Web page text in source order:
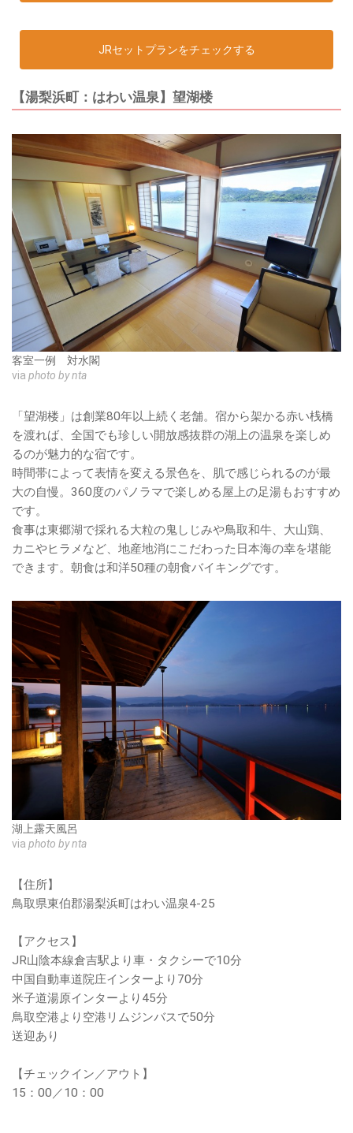
JRセットプランをチェックする
【湯梨浜町：はわい温泉】望湖楼
客室一例 対水閣
via photo by nta
「望湖楼」は創業80年以上続く老舗。宿から架かる赤い桟橋
を渡れば、全国でも珍しい開放感抜群の湖上の温泉を楽しめ
るのが魅力的な宿です。
時間帯によって表情を変える景色を、肌で感じられるのが最
大の自慢。360度のパノラマで楽しめる屋上の足湯もおすすめ
です。
食事は東郷湖で採れる大粒の鬼しじみや鳥取和牛、大山鶏、
カニやヒラメなど、地産地消にこだわった日本海の幸を堪能
できます。朝食は和洋50種の朝食バイキングです。
湖上露天風呂
via photo by nta
【住所】
鳥取県東伯郡湯梨浜町はわい温泉4-25
【アクセス】
JR山陰本線倉吉駅より車・タクシーで10分
中国自動車道院庄インターより70分
米子道湯原インターより45分
鳥取空港より空港リムジンバスで50分
送迎あり
【チェックイン／アウト】
15：00／10：00